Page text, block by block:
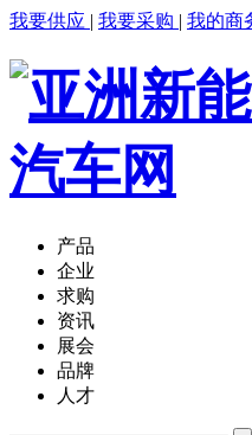
我要供应 | 我要采购 | 我的商
产品
企业
求购
资讯
展会
品牌
人才